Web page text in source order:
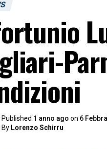
Published 1 anno ago on 6
By Lorenzo Schirru